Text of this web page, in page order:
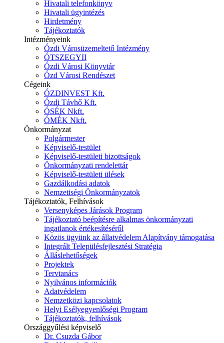
Hivatali telefonkönyv
Hivatali ügyintézés
Hirdetmény
Tájékoztatók
Intézményeink
Ózdi Városüzemeltető Intézmény
ÓTSZEGYII
Ózdi Városi Könyvtár
Ózd Városi Rendészet
Cégeink
ÓZDINVEST Kft.
Ózdi Távhő Kft.
ÓSÉK Nkft.
ÓMÉK Nkft.
Önkormányzat
Polgármester
Képviselő-testület
Képviselő-testületi bizottságok
Önkormányzati rendelettár
Képviselő-testületi ülések
Gazdálkodási adatok
Nemzetiségi Önkormányzatok
Tájékoztatók, Felhívások
Versenyképes Járások Program
Tájékoztató beépítésre alkalmas önkormányzati
ingatlanok értékesítéséről
Közös ügyünk az állatvédelem Alapítvány támogatása
Integrált Településfejlesztési Stratégia
Álláslehetőségek
Projektek
Tervtanács
Nyilvános információk
Adatvédelem
Nemzetközi kapcsolatok
Helyi Esélyegyenlőségi Program
Tájékoztatók, felhívások
Országgyűlési képviselő
Dr. Csuzda Gábor